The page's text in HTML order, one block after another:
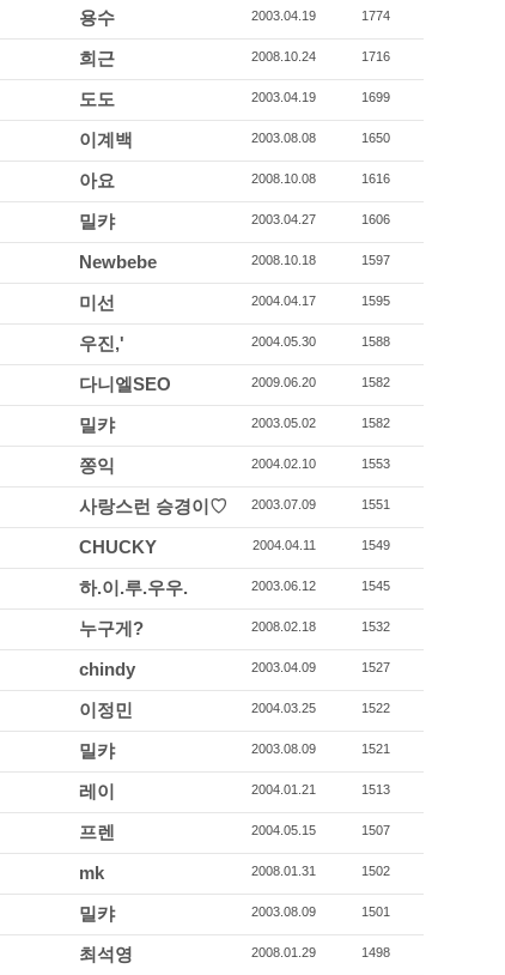
용수 2003.04.19 1774
희근 2008.10.24 1716
도도 2003.04.19 1699
이계백 2003.08.08 1650
아요 2008.10.08 1616
밀캬 2003.04.27 1606
Newbebe 2008.10.18 1597
미선 2004.04.17 1595
우진,' 2004.05.30 1588
다니엘SEO 2009.06.20 1582
밀캬 2003.05.02 1582
쫑익 2004.02.10 1553
사랑스런 승경이♡ 2003.07.09 1551
CHUCKY 2004.04.11 1549
하.이.루.우우. 2003.06.12 1545
누구게? 2008.02.18 1532
chindy 2003.04.09 1527
이정민 2004.03.25 1522
밀캬 2003.08.09 1521
레이 2004.01.21 1513
프렌 2004.05.15 1507
mk 2008.01.31 1502
밀캬 2003.08.09 1501
최석영 2008.01.29 1498